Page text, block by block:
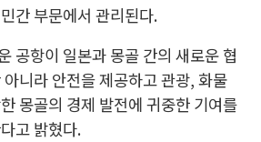
간 부문에서 관리된다.
공항이 일본과 몽골 간의 새로운 협
니라 안전을 제공하고 관광, 화물
몽골의 경제 발전에 귀중한 기여를
고 밝혔다.